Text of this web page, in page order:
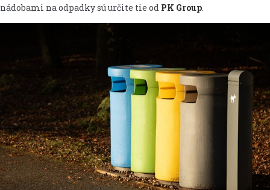
nádobami na odpadky sú určite tie od PK Group.